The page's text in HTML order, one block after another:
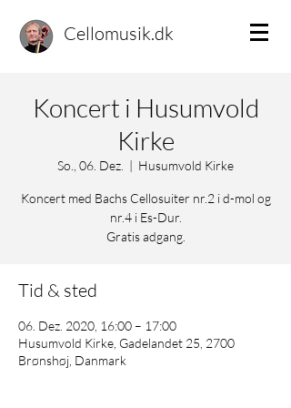
Cellomusik.dk
Koncert i Husumvold
Kirke
So., 06. Dez.
  |
Husumvold Kirke
Koncert med Bachs Cellosuiter nr.2 i d-mol og
nr.4 i Es-Dur.
Gratis adgang.
Tid & sted
06. Dez. 2020, 16:00 – 17:00
Husumvold Kirke, Gadelandet 25, 2700
Brønshøj, Danmark